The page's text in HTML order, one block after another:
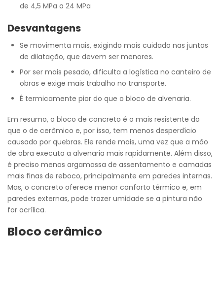
de 4,5 MPa a 24 MPa
Desvantagens
Se movimenta mais, exigindo mais cuidado nas juntas
de dilatação, que devem ser menores.
Por ser mais pesado, dificulta a logística no canteiro de
obras e exige mais trabalho no transporte.
É termicamente pior do que o bloco de alvenaria.
Em resumo, o bloco de concreto é o mais resistente do
que o de cerâmico e, por isso, tem menos desperdício
causado por quebras. Ele rende mais, uma vez que a mão
de obra executa a alvenaria mais rapidamente. Além disso,
é preciso menos argamassa de assentamento e camadas
mais finas de reboco, principalmente em paredes internas.
Mas, o concreto oferece menor conforto térmico e, em
paredes externas, pode trazer umidade se a pintura não
for acrílica.
Bloco cerâmico